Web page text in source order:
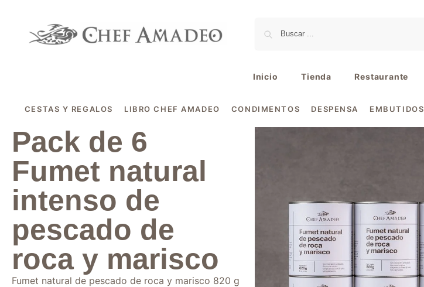
Inicio Tienda Restaurante
CESTAS Y REGALOS LIBRO CHEF AMADEO CONDIMENTOS DESPENSA EMBUTIDOS
Pack de 6
Fumet natural
intenso de
pescado de
roca y marisco
Fumet natural de pescado de roca y marisco 820 g